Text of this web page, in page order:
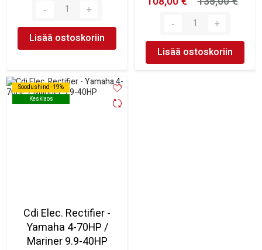
Lisää ostoskoriin
Lisää ostoskoriin
Soodushind -19%
Kesklaos
Soodushind -19%
Kesklaos
Cdi Elec. Rectifier -
Yamaha 4-70HP /
Mariner 9.9-40HP